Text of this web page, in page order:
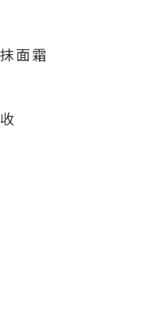
面霜